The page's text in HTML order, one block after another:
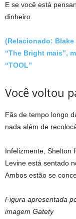
E se você está
dinheiro.
(Relacionado: Blake
“The Bright mais”,
“TOOL”
Você voltou
Fãs de tempo longo
nada além de
Infelizmente, Shelton
Levine está sentado
Ambos estão se
Figura apresentada
imagem Gatety